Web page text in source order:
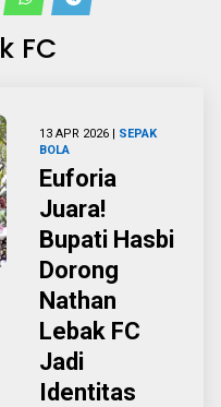
FC
13 APR 2026 | SEPAK
BOLA
Euforia
Juara!
Bupati Hasbi
Dorong
Nathan
Lebak FC
Jadi
Identitas